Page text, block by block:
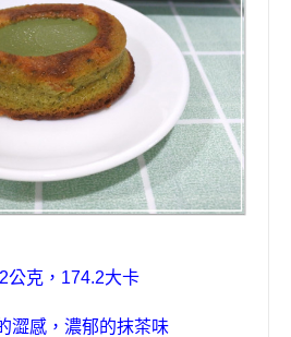
公克 ， 174.2大卡
澀感，濃郁的抹茶味